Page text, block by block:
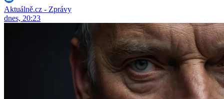
Aktuálně.cz - Zprávy
dnes, 20:23